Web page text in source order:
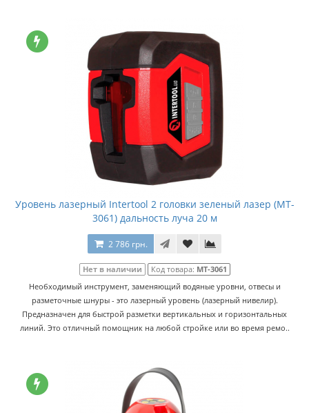
Уровень лазерный Intertool 2 головки зеленый лазер (MT-
3061) дальность луча 20 м
2 786 грн.
Нет в наличии Код товара: MT-3061
Необходимый инструмент, заменяющий водяные уровни, отвесы и
разметочные шнуры - это лазерный уровень (лазерный нивелир).
Предназначен для быстрой разметки вертикальных и горизонтальных
линий. Это отличный помощник на любой стройке или во время ремо..